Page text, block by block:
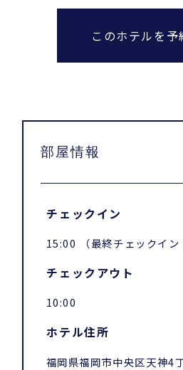
このホテルを予
部屋情報
チェックイン
15:00 （最終チェックイン
チェックアウト
10:00
ホテル住所
福岡県福岡市中央区天神4